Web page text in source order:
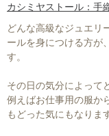
カシミヤストール：手
どんな高級なジュエリ
ールを身につける方が
す。
その日の気分によって
例えばお仕事用の服か
もどった気にもなりま